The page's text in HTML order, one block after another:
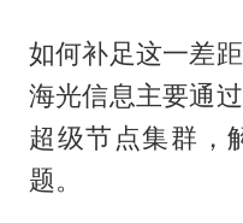
如何补足这一差
海光信息主要通
超级节点集群，
题。